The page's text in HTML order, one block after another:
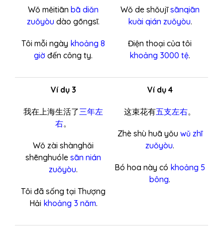
Wǒ měitiān bā diǎn
zuǒyòu dào gōngsī.
Tôi mỗi ngày khoảng 8
giờ đến công ty.
Wǒ de shǒujīsānqiān
kuài qián zuǒyòu.
Điện thoại của tôi
khoảng 3000 tệ.
Ví dụ 3
我在上海生活了三年左
右。
Wǒ zài shànghǎi
shēnghuóle sān nián
zuǒyòu.
Tôi đã sống tại Thượng
Hải khoảng 3 năm.
Ví dụ 4
这束花有五支左右。
Zhè shù huā yǒu wǔ zhī
zuǒyòu.
Bó hoa này có khoảng 5
bông.